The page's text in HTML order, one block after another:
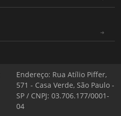
Endereço: Rua Atílio Piffer,
571 - Casa Verde, São Paulo -
SP / CNPJ: 03.706.177/0001-
04